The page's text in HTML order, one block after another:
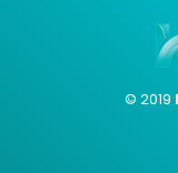
© 2019